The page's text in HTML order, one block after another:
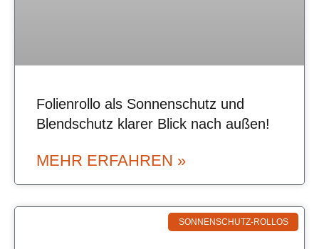
Folienrollo als Sonnenschutz und
Blendschutz klarer Blick nach außen!
MEHR ERFAHREN »
SONNENSCHUTZ-ROLLOS